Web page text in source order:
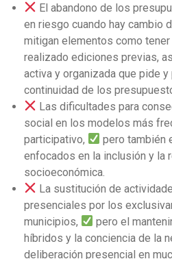
El abandono de los
en riesgo cuando hay cambio
mitigan elementos como tener
realizado ediciones previas,
activa y organizada que pide
continuidad de los
Las dificultades para
social en los modelos más
participativo,
pero también
enfocados en la inclusión y la
socioeconómica.
La sustitución de
presenciales por los
municipios,
pero el
híbridos y la conciencia de la
deliberación presencial en